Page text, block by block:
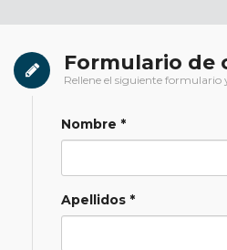
Formulario de
Rellene el siguiente formulario
Nombre *
Apellidos *